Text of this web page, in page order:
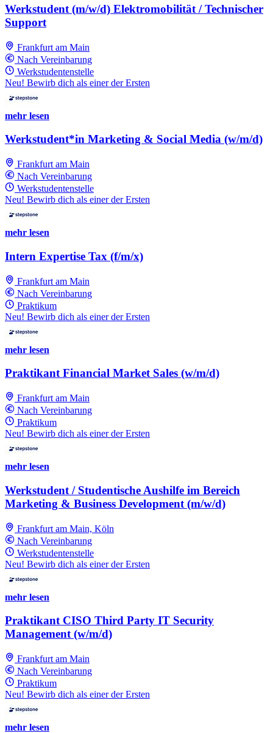
Werkstudent (m/w/d) Elektromobilität / Technischer
Support
Frankfurt am Main
Nach Vereinbarung
Werkstudentenstelle
Neu! Bewirb dich als einer der Ersten
mehr lesen
Werkstudent*in Marketing & Social Media (w/m/d)
Frankfurt am Main
Nach Vereinbarung
Werkstudentenstelle
Neu! Bewirb dich als einer der Ersten
mehr lesen
Intern Expertise Tax (f/m/x)
Frankfurt am Main
Nach Vereinbarung
Praktikum
Neu! Bewirb dich als einer der Ersten
mehr lesen
Praktikant Financial Market Sales (w/m/d)
Frankfurt am Main
Nach Vereinbarung
Praktikum
Neu! Bewirb dich als einer der Ersten
mehr lesen
Werkstudent / Studentische Aushilfe im Bereich
Marketing & Business Development (m/w/d)
Frankfurt am Main, Köln
Nach Vereinbarung
Werkstudentenstelle
Neu! Bewirb dich als einer der Ersten
mehr lesen
Praktikant CISO Third Party IT Security
Management (w/m/d)
Frankfurt am Main
Nach Vereinbarung
Praktikum
Neu! Bewirb dich als einer der Ersten
mehr lesen